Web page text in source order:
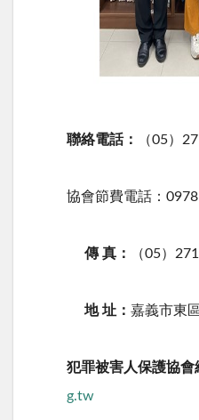
聯絡電話： （05）
協會節費電話：
傳 真： （05）
地 址： 嘉義市東
犯罪被害人保護協會
g.tw